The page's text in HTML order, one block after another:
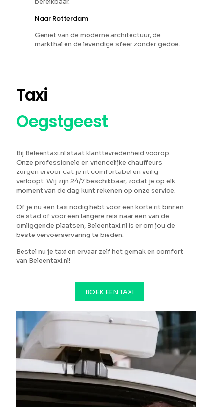
bereikbaar.
Naar Rotterdam
Geniet van de moderne architectuur, de
markthal en de levendige sfeer zonder gedoe.
Taxi
Oegstgeest
Bij Beleentaxi.nl staat klanttevredenheid voorop.
Onze professionele en vriendelijke chauffeurs
zorgen ervoor dat je rit comfortabel en veilig
verloopt. Wij zijn 24/7 beschikbaar, zodat je op elk
moment van de dag kunt rekenen op onze service.
Of je nu een taxi nodig hebt voor een korte rit binnen
de stad of voor een langere reis naar een van de
omliggende plaatsen, Beleentaxi.nl is er om jou de
beste vervoerservaring te bieden.
Bestel nu je taxi en ervaar zelf het gemak en comfort
van Beleentaxi.nl!
BOEK EEN TAXI